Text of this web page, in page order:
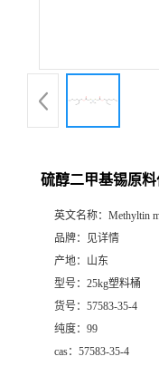
硫醇二甲基锡原
英文名称：Methyltin
品牌： 见详情
产地： 山东
型号： 25kg塑料桶